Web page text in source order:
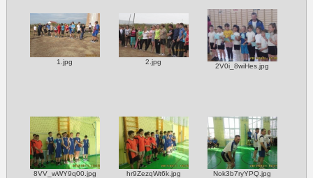
1.jpg 2.jpg
2V0i_8wiHes.jpg
8VV_wWY9q00.jpg hr9ZezqWt6k.jpg Nok3b7ryYPQ.jpg